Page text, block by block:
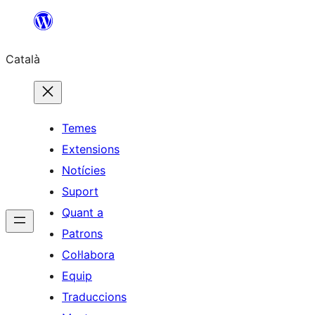
contingut
Català
Temes
Extensions
Notícies
Suport
Quant a
Patrons
Col·labora
Equip
Traduccions